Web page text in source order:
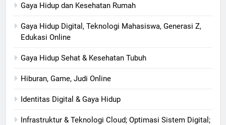
Gaya Hidup dan Kesehatan Rumah
Gaya Hidup Digital, Teknologi Mahasiswa, Generasi Z,
Edukasi Online
Gaya Hidup Sehat & Kesehatan Tubuh
Hiburan, Game, Judi Online
Identitas Digital & Gaya Hidup
Infrastruktur & Teknologi Cloud; Optimasi Sistem Digital;